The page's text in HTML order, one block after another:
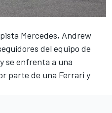
Mercedes, Andrew
del equipo de
se enfrenta a una
parte de una Ferrari y